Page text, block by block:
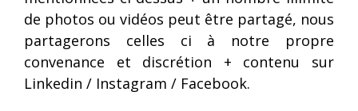
de photos ou vidéos peut être partagé, nous
partagerons celles ci à notre propre
convenance et discrétion + contenu sur
Linkedin / Instagram / Facebook.